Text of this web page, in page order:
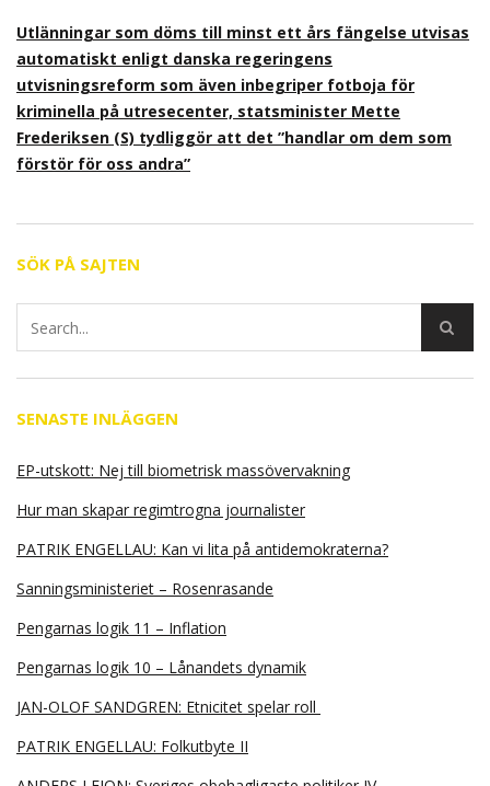
Utlänningar som döms till minst ett års fängelse utvisas
automatiskt enligt danska regeringens
utvisningsreform som även inbegriper fotboja för
kriminella på utresecenter, statsminister Mette
Frederiksen (S) tydliggör att det ”handlar om dem som
förstör för oss andra”
SÖK PÅ SAJTEN
SENASTE INLÄGGEN
EP-utskott: Nej till biometrisk massövervakning
Hur man skapar regimtrogna journalister
PATRIK ENGELLAU: Kan vi lita på antidemokraterna?
Sanningsministeriet – Rosenrasande
Pengarnas logik 11 – Inflation
Pengarnas logik 10 – Lånandets dynamik
JAN-OLOF SANDGREN: Etnicitet spelar roll
PATRIK ENGELLAU: Folkutbyte II